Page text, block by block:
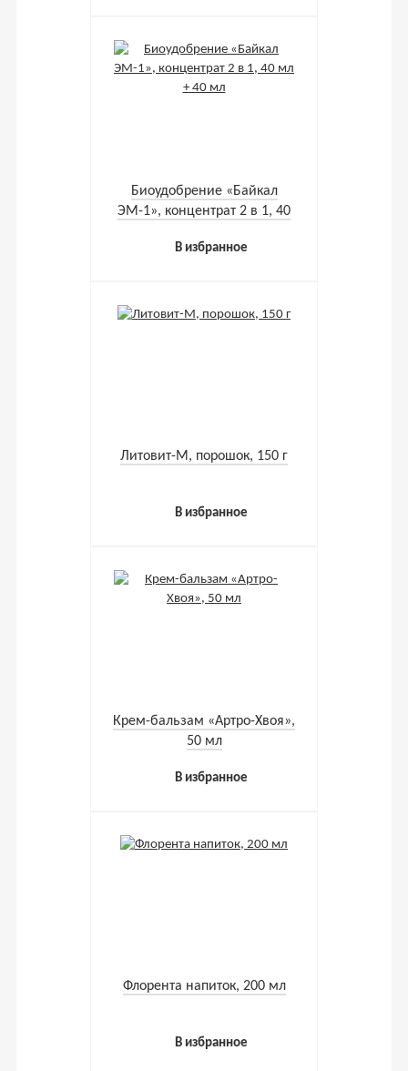
Биоудобрение «Байкал
ЭМ-1», концентрат 2 в 1, 40
В избранное
Литовит-М, порошок, 150 г
В избранное
Крем-бальзам «Артро-Хвоя»,
50 мл
В избранное
Флорента напиток, 200 мл
В избранное